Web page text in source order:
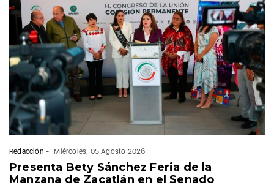
Redacción- Miércoles, 05 Agosto 2026
Presenta Bety Sánchez Feria de la
Manzana de Zacatlán en el Senado
Rescata DIF a canina lesionada tras